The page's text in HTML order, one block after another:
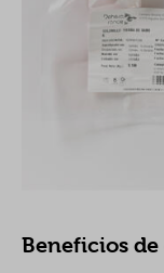
Beneficios de